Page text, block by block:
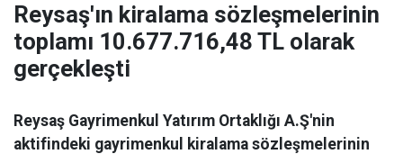
Reysaş'ın kiralama sözleşmelerinin
toplamı 10.677.716,48 TL olarak
gerçekleşti
Reysaş Gayrimenkul Yatırım Ortaklığı A.Ş'nin
aktifindeki gayrimenkul kiralama sözleşmelerinin